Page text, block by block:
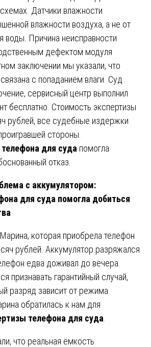
Датчики влажности
влажности воздуха, а не от
воды. Причина неисправности
дефектом модуля
заключении мы указали, что
с попаданием влаги. Суд
сервисный центр выполнил
бесплатно. Стоимость экспертизы
рублей, все судебные издержки
стороны.
телефона для суда помогла
отказ.
с аккумулятором:
для суда помогла добиться
которая приобрела телефон
рублей. Аккумулятор разряжался
едва доживал до вечера.
признавать гарантийный случай,
разряд зависит от режима
обратилась к нам для
телефона для суда
что реальная ёмкость